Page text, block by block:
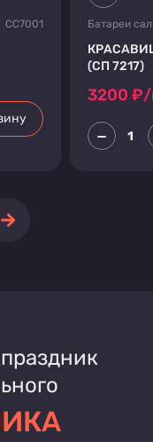
СС7001 Батареи
(СП 7217)
3200 ₽/